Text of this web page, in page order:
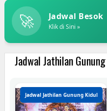
🚀 Jadwal Besok
Klik di Sini »
Jadwal Jathilan
Jadwal Jathilan Gunung Kidul